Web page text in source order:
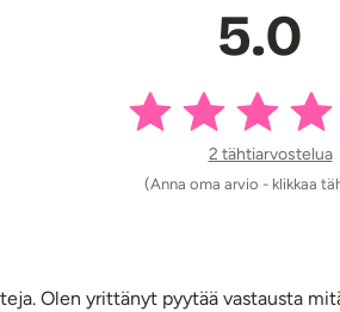
todellisuudessa jokaisessa
5.0
2 tähtiarvostelua
(Anna oma arvio - klikkaa
Olen yrittänyt pyytää vastausta